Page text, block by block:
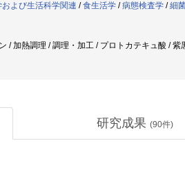
よび生活科学関連 /食生活学 /病態検査学 /細
/ 加熱調理 / 調理・加工 / プロトカテキュ酸 /
研究成果 (90件)